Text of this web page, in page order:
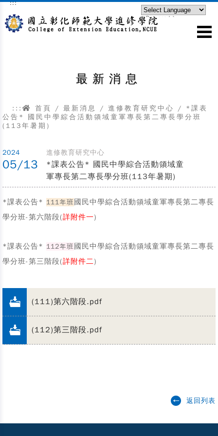
跳到主要內容區塊
:::
Powered by
最新消息
::: 首頁 / 最新消息 / 進修教育研究中心 / *課表
公告* 國民中學綜合活動領域童軍專長第二專長學分班
(113年暑期)
2024
05/13
進修教育研究中心
*課表公告* 國民中學綜合活動領域童
軍專長第二專長學分班(113年暑期)
*課表公告* 111年班國民中學綜合活動領域童軍專長第二專長
學分班-第六階段(詳附件一)
*課表公告* 112年班國民中學綜合活動領域童軍專長第二專長
學分班-第三階段(詳附件二)
(111)第六階段.pdf
(112)第三階段.pdf
返回列表